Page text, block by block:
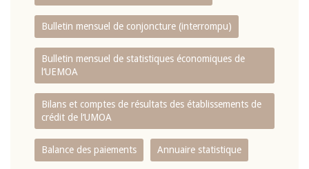
Bulletin mensuel de conjoncture (interrompu)
Bulletin mensuel de statistiques économiques de
l‘UEMOA
Bilans et comptes de résultats des établissements de
crédit de l‘UMOA
Balance des paiements Annuaire statistique